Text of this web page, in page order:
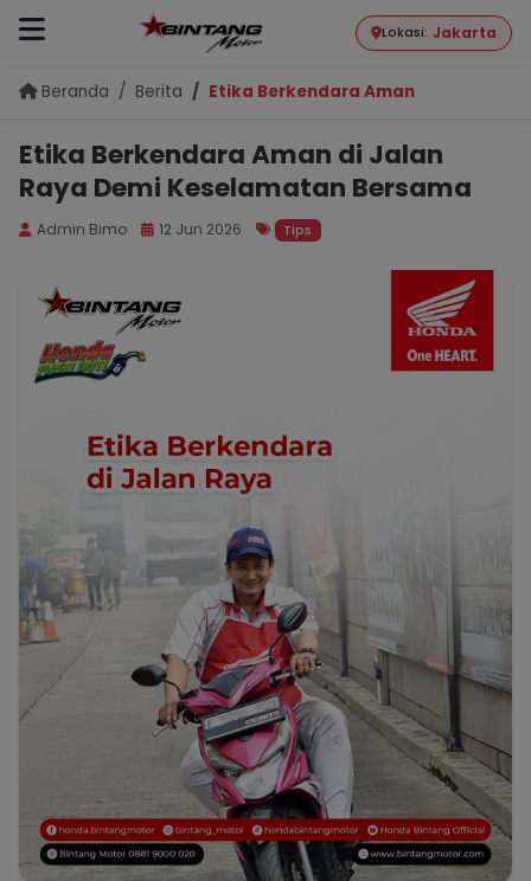
Lokasi: Jakarta
Beranda Berita Etika Berkendara Aman di Jalan
Etika Berkendara Aman di Jalan
Raya Demi Keselamatan Bersama
Admin Bimo 12 Jun 2026 Tips